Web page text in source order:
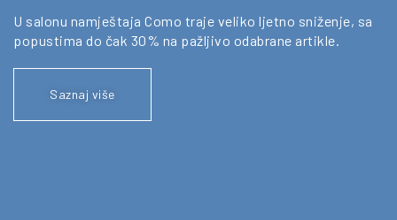
U salonu namještaja Como traje veliko ljetno sniženje, sa
popustima do čak 30% na pažljivo odabrane artikle.
Saznaj više